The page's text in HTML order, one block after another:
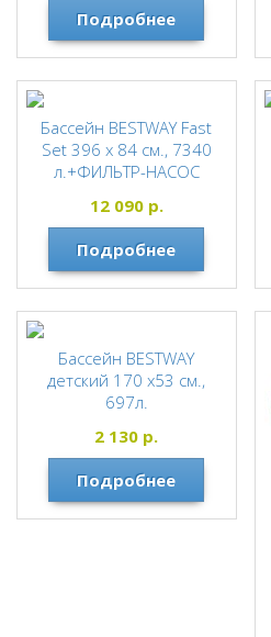
Подробнее
Бассейн BESTWAY Fast
Set 396 х 84 см., 7340
л.+ФИЛЬТР-НАСОС
BESTWAY
12 090р.
Подробнее
Бассейн BESTWAY
детский 170 х53 см.,
697л.
BESTWAY
2 130 р.
Подробнее